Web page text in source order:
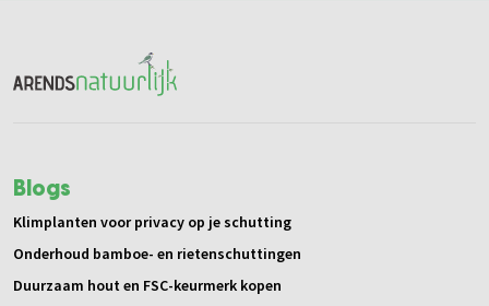
Blogs
Klimplanten voor privacy op je schutting
Onderhoud bamboe- en rietenschuttingen
Duurzaam hout en FSC-keurmerk kopen